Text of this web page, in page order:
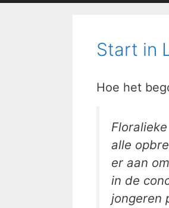
Start in
Hoe het
alle
er aan
in de
jongeren